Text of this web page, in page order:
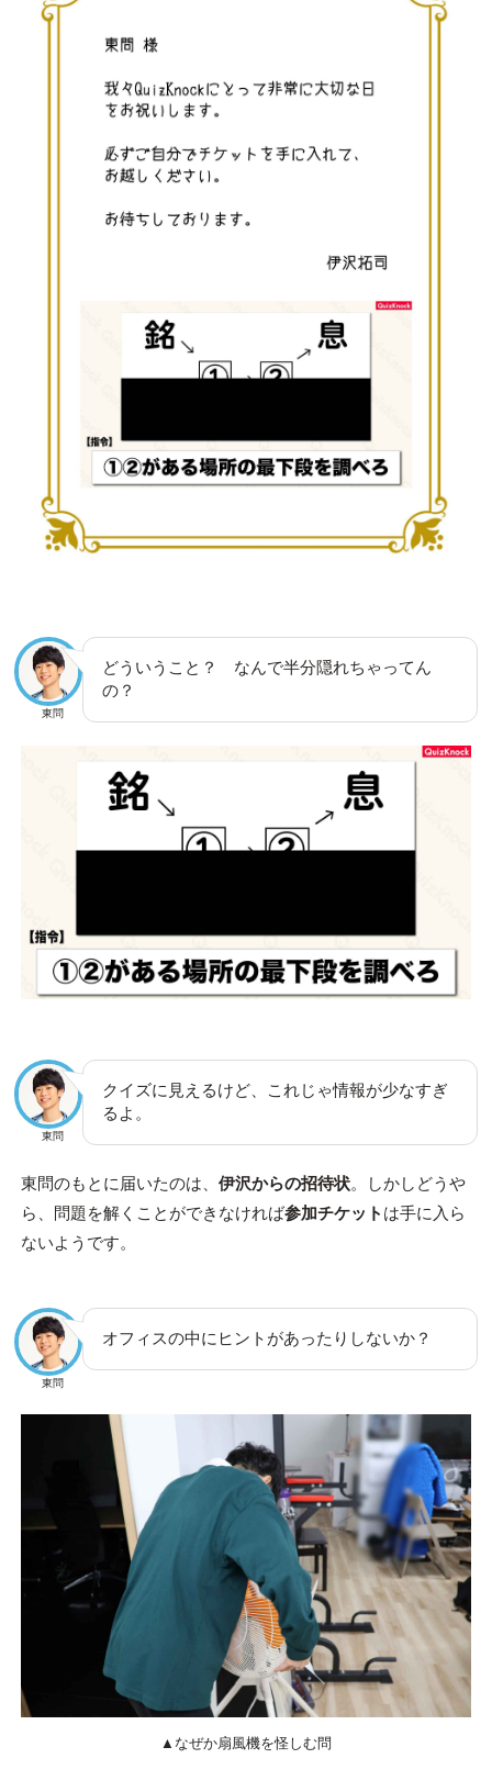
東問
どういうこと？ なんで半分隠れちゃってん
の？
東問
クイズに見えるけど、これじゃ情報が少なすぎ
るよ。
東問のもとに届いたのは、 伊沢からの招待状。しかしどうや
ら、問題を解くことができなければ参加チケット は手に入ら
ないようです。
東問
オフィスの中にヒントがあったりしないか？
▲なぜか扇風機を怪しむ問